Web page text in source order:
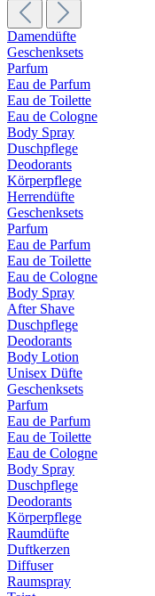
Damendüfte
Geschenksets
Parfum
Eau de Parfum
Eau de Toilette
Eau de Cologne
Body Spray
Duschpflege
Deodorants
Körperpflege
Herrendüfte
Geschenksets
Parfum
Eau de Parfum
Eau de Toilette
Eau de Cologne
Body Spray
After Shave
Duschpflege
Deodorants
Body Lotion
Unisex Düfte
Geschenksets
Parfum
Eau de Parfum
Eau de Toilette
Eau de Cologne
Body Spray
Duschpflege
Deodorants
Körperpflege
Raumdüfte
Duftkerzen
Diffuser
Raumspray